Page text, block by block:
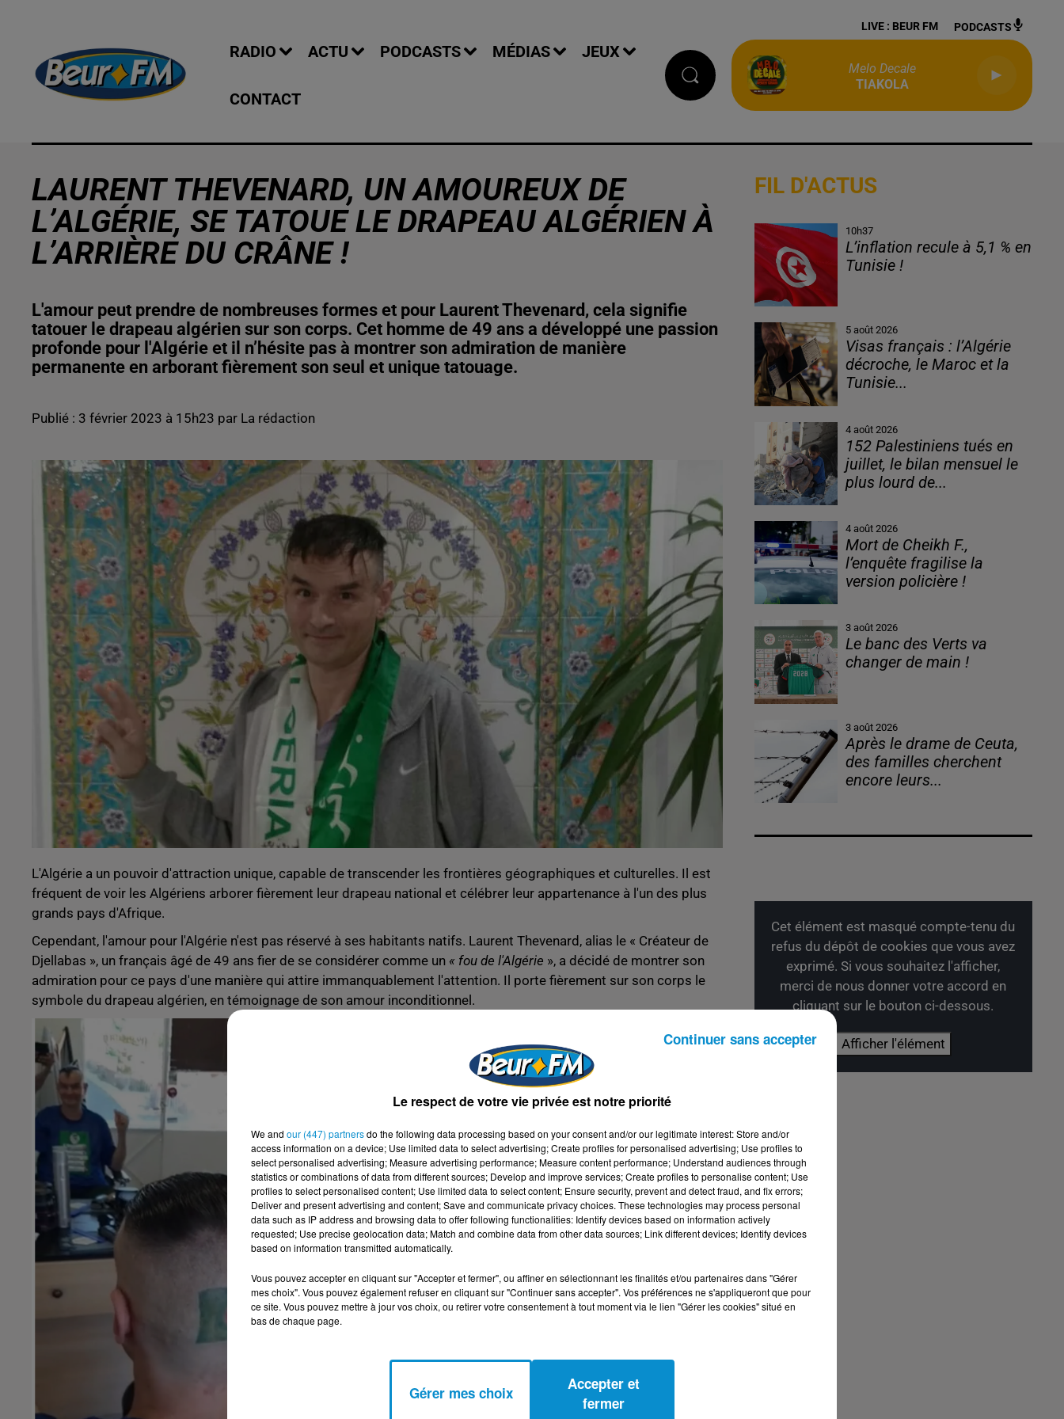
RADIO ACTU PODCASTS MÉDIAS JEUX
CONTACT
LIVE : BEUR FM PODCASTS
Melo Decale
TIAKOLA
LAURENT THEVENARD, UN AMOUREUX DE
L’ALGÉRIE, SE TATOUE LE DRAPEAU ALGÉRIEN À
L’ARRIÈRE DU CRÂNE !
L'amour peut prendre de nombreuses formes et pour Laurent Thevenard, cela signifie
tatouer le drapeau algérien sur son corps. Cet homme de 49 ans a développé une passion
profonde pour l'Algérie et il n’hésite pas à montrer son admiration de manière
permanente en arborant fièrement son seul et unique tatouage.
Publié : 3 février 2023 à 15h23 par La rédaction
L'Algérie a un pouvoir d'attraction unique, capable de transcender les frontières géographiques et culturelles. Il est
fréquent de voir les Algériens arborer fièrement leur drapeau national et célébrer leur appartenance à l'un des plus
grands pays d'Afrique.
Cependant, l'amour pour l'Algérie n'est pas réservé à ses habitants natifs. Laurent Thevenard, alias le « Créateur de
Djellabas », un français âgé de 49 ans fier de se considérer comme un « fou de l'Algérie », a décidé de montrer son
admiration pour ce pays d'une manière qui attire immanquablement l'attention. Il porte fièrement sur son corps le
symbole du drapeau algérien, en témoignage de son amour inconditionnel.
FIL D'ACTUS
10h37
L’inflation recule à 5,1 % en
Tunisie !
5 août 2026
Visas français : l’Algérie
décroche, le Maroc et la
Tunisie...
4 août 2026
152 Palestiniens tués en
juillet, le bilan mensuel le
plus lourd de...
4 août 2026
Mort de Cheikh F.,
l’enquête fragilise la
version policière !
3 août 2026
Le banc des Verts va
changer de main !
3 août 2026
Après le drame de Ceuta,
des familles cherchent
encore leurs...
Cet élément est masqué compte-tenu du
refus du dépôt de cookies que vous avez
exprimé. Si vous souhaitez l'afficher,
merci de nous donner votre accord en
cliquant sur le bouton ci-dessous.
Afficher l'élément
Le respect de votre vie privée est notre priorité
We and our (447) partnersdo the following data processing based on your consent and/or our legitimate interest: Store and/or
access information on a device; Use limited data to select advertising; Create profiles for personalised advertising; Use profiles to
select personalised advertising; Measure advertising performance; Measure content performance; Understand audiences through
statistics or combinations of data from different sources; Develop and improve services; Create profiles to personalise content; Use
profiles to select personalised content; Use limited data to select content; Ensure security, prevent and detect fraud, and fix errors;
Deliver and present advertising and content; Save and communicate privacy choices. These technologies may process personal
data such as IP address and browsing data to offer following functionalities: Identify devices based on information actively
requested; Use precise geolocation data; Match and combine data from other data sources; Link different devices; Identify devices
based on information transmitted automatically.
Vous pouvez accepter en cliquant sur "Accepter et fermer", ou affiner en sélectionnant les finalités et/ou partenaires dans "Gérer
mes choix". Vous pouvez également refuser en cliquant sur "Continuer sans accepter". Vos préférences ne s'appliqueront que pour
ce site. Vous pouvez mettre à jour vos choix, ou retirer votre consentement à tout moment via le lien "Gérer les cookies" situé en
bas de chaque page.
Gérer mes choix
Accepter et
fermer
Continuer sans accepter